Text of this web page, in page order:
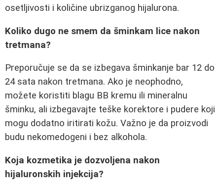
osetljivosti i količine ubrizganog hijalurona.
Koliko dugo ne smem da šminkam lice nakon
tretmana?
Preporučuje se da se izbegava šminkanje bar 12 do
24 sata nakon tretmana. Ako je neophodno,
možete koristiti blagu BB kremu ili mineralnu
šminku, ali izbegavajte teške korektore i pudere koji
mogu dodatno iritirati kožu. Važno je da proizvodi
budu nekomedogeni i bez alkohola.
Koja kozmetika je dozvoljena nakon
hijaluronskih injekcija?